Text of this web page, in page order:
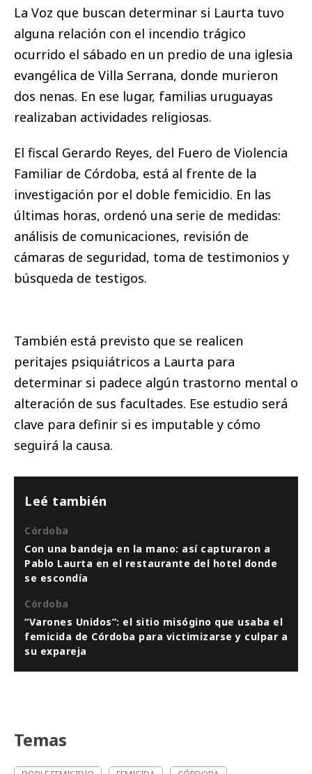
La Voz que buscan determinar si Laurta tuvo
alguna relación con el incendio trágico
ocurrido el sábado en un predio de una iglesia
evangélica de Villa Serrana, donde murieron
dos nenas. En ese lugar, familias uruguayas
realizaban actividades religiosas.
El fiscal Gerardo Reyes, del Fuero de Violencia
Familiar de Córdoba, está al frente de la
investigación por el doble femicidio. En las
últimas horas, ordenó una serie de medidas:
análisis de comunicaciones, revisión de
cámaras de seguridad, toma de testimonios y
búsqueda de testigos.
También está previsto que se realicen
peritajes psiquiátricos a Laurta para
determinar si padece algún trastorno mental o
alteración de sus facultades. Ese estudio será
clave para definir si es imputable y cómo
seguirá la causa.
Leé también
Córdoba
Con una bandeja en la mano: así capturaron a
Pablo Laurta en el restaurante del hotel donde
se escondía
Córdoba
“Varones Unidos”: el sitio misógino que usaba el
femicida de Córdoba para victimizarse y culpar a
su expareja
Temas